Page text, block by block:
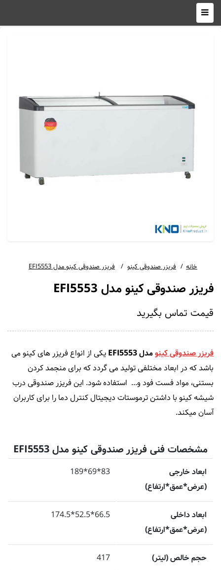
خانه فریزر صندوقی کینو فریزر صندوقی کینو مدل EFI5553
فریزر صندوقی کینو مدل EFI5553
قیمت تماس بگیرید
فریزر صندوقی کینومدل EFI5553
یکی از انواع فریزر های کینو می
باشد که در ابعاد مختلفی تولید می گردد که برای منجمد کردن
بستنی، مواد فست فود و... استفاده شود. این فریزر صندوقی درب
شیشه کینو با داشتن ترموستات دیجیتال کنترل دما را برای کاربران
آسان میکند.
مشخصات فنی فریزر صندوقی کینو مدل EFI5553
ابعاد خارجی
(عرض*عمق*ارتفاع)
83*69*189
ابعاد داخلی
(عرض*عمق*ارتفاع)
66.5*52.5*174.5
حجم خالص (لیتر) 417